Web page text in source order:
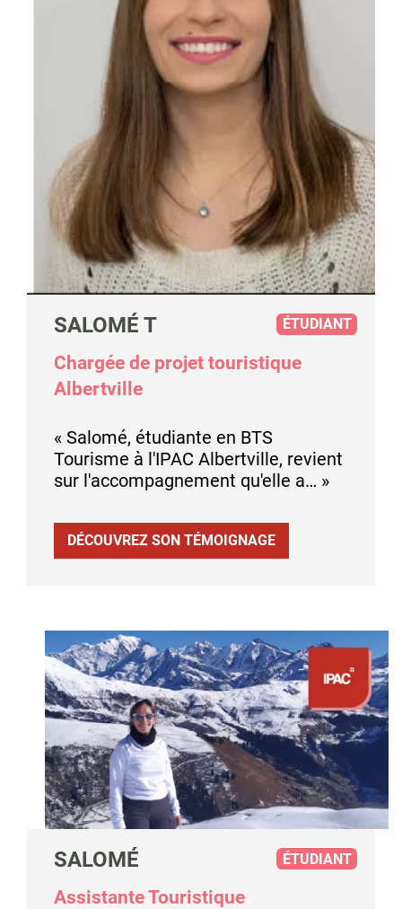
SALOMÉ T
Chargée de projet touristique
Albertville
« Salomé, étudiante en BTS
Tourisme à l'IPAC Albertville, revient
sur l'accompagnement qu'elle a… »
ÉTUDIANT
DÉCOUVREZ SON TÉMOIGNAGE
SALOMÉ
Assistante Touristique
ÉTUDIANT